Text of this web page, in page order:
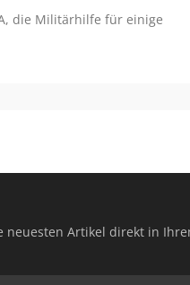
die Militärhilfe für einige
neuesten Artikel direkt in